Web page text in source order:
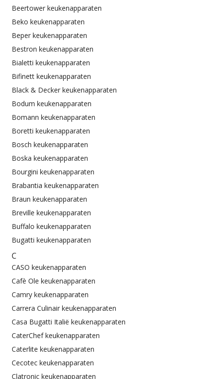
Beertower keukenapparaten
Beko keukenapparaten
Beper keukenapparaten
Bestron keukenapparaten
Bialetti keukenapparaten
Bifinett keukenapparaten
Black & Decker keukenapparaten
Bodum keukenapparaten
Bomann keukenapparaten
Boretti keukenapparaten
Bosch keukenapparaten
Boska keukenapparaten
Bourgini keukenapparaten
Brabantia keukenapparaten
Braun keukenapparaten
Breville keukenapparaten
Buffalo keukenapparaten
Bugatti keukenapparaten
C
CASO keukenapparaten
Cafè Ole keukenapparaten
Camry keukenapparaten
Carrera Culinair keukenapparaten
Casa Bugatti Italië keukenapparaten
CaterChef keukenapparaten
Caterlite keukenapparaten
Cecotec keukenapparaten
Clatronic keukenapparaten